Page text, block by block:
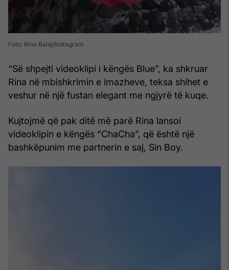
Foto: Rina Balaj/Instagram
“Së shpejti videoklipi i këngës Blue”, ka shkruar
Rina në mbishkrimin e imazheve, teksa shihet e
veshur në një fustan elegant me ngjyrë të kuqe.
Kujtojmë që pak ditë më parë Rina lansoi
videoklipin e këngës “ChaCha”, që është një
bashkëpunim me partnerin e saj, Sin Boy.